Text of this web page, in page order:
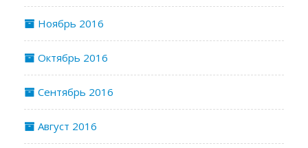
Ноябрь 2016
Октябрь 2016
Сентябрь 2016
Август 2016